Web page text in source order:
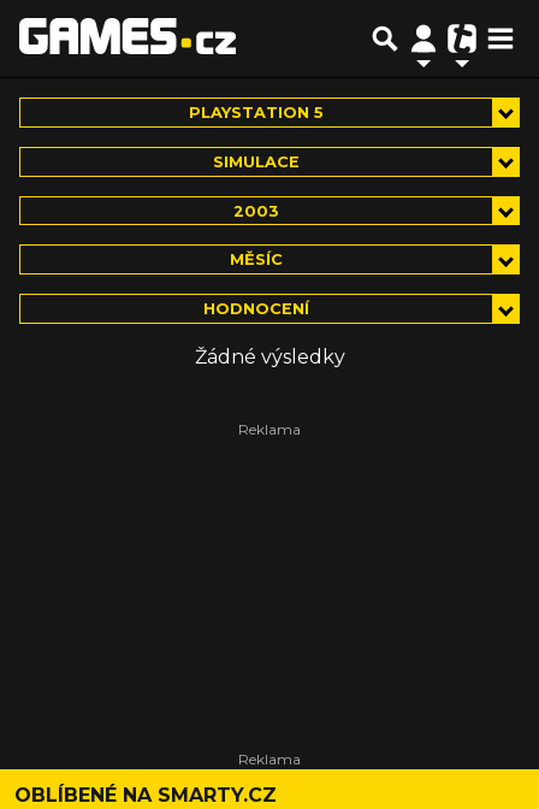
PLAYSTATION 5
SIMULACE
2003
MĚSÍC
HODNOCENÍ
Žádné výsledky
OBLÍBENÉ NA SMARTY.CZ